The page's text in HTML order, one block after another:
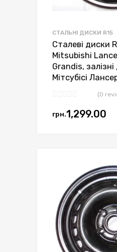
СТАЛЬНІ ДИСКИ R15
Сталеві диски
Mitsubishi
Grandis,
Мітсубісі
(0
грн.1,299.00